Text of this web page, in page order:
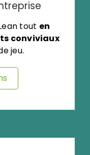
tout en
conviviaux
jeu.